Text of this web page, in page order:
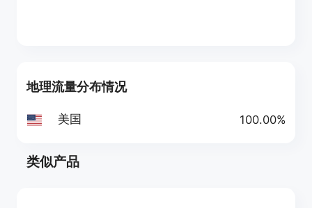
地理流量分布情况
美国 100.00%
类似产品